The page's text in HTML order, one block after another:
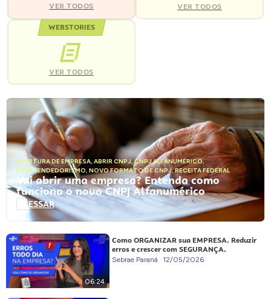
VER TODOS VER TODOS
WEBSTORIES
VER TODOS
ABERTURA DE EMPRESA, ABRIR CNPJ,CNPJ ALFANUMÉRICO,
EMPREENDEDORISMO, NOVO FORMATO DE CNPJ,RECEITA FEDERAL
Vai abrir uma empresa? Entenda como
funciona o novo CNPJ Alfanumérico
ACESSAR
06:24
Como ORGANIZAR sua EMPRESA. Reduzir
erros e crescer com SEGURANÇA.
Sebrae Paraná 12/05/2026